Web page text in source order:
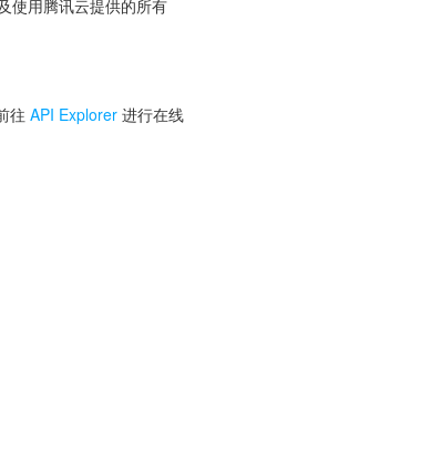
使用腾讯云提供的所有
往 API Explorer 进行在线